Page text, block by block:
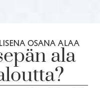
OSANA ALAA
ala